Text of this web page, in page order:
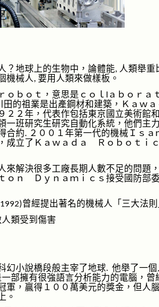
？地球上的生物中 ， 論體能, 人類舉重
機械人, 要用人類來做樣板。
ｏｂｏｔ，意思是ｃｏｌ
ａｂｏｒａ
田的祖業是出產鋼材和建築，Ｋａｗ
２２年，代表作包括東京國立美術館
一班研究生研究自動化系統，他們主
合約. ２００１年第一代的機械Ｉｓａ
成立了Ｋａｗａｄａ Ｒｏｂｏｔｉ
來解決很多工廠長期人數不足的問題
ｏｎ Ｄｙｎａｍｉｃｓ接受國防部
曾經提出著名的機械人 「 三大法則
類受到傷害
幻小說橋段般主宰 了地球. 他舉 了一個
部擁有很強語言分析能力的電腦，曾
軍，贏得１００萬美元的獎金，但人
上。